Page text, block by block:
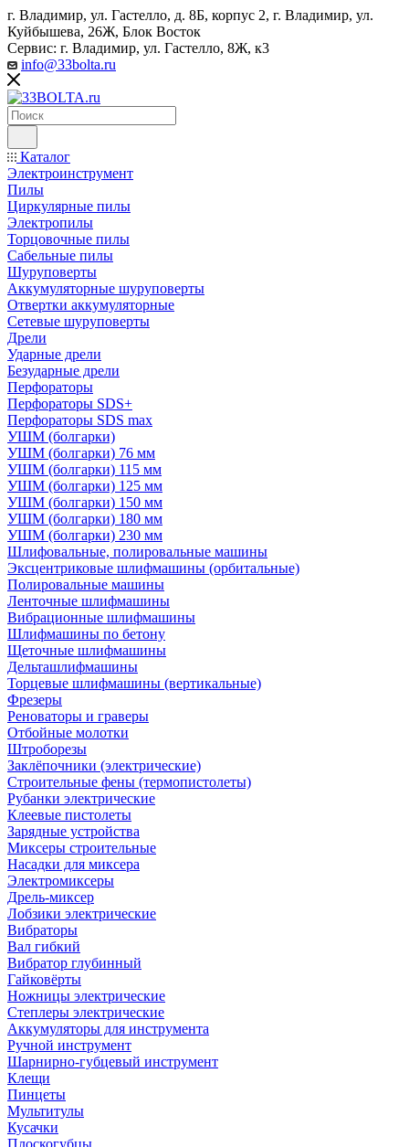
г. Владимир, ул. Гастелло, д. 8Б, корпус 2, г. Владимир, ул. ​
Куйбышева, 26Ж, Блок Восток
Сервис: г. Владимир, ул. Гастелло, 8Ж, к3
info@33bolta.ru
Каталог
Электроинструмент
Пилы
Циркулярные пилы
Электропилы
Торцовочные пилы
Сабельные пилы
Шуруповерты
Аккумуляторные шуруповерты
Отвертки аккумуляторные
Сетевые шуруповерты
Дрели
Ударные дрели
Безударные дрели
Перфораторы
Перфораторы SDS+
Перфораторы SDS max
УШМ (болгарки)
УШМ (болгарки) 76 мм
УШМ (болгарки) 115 мм
УШМ (болгарки) 125 мм
УШМ (болгарки) 150 мм
УШМ (болгарки) 180 мм
УШМ (болгарки) 230 мм
Шлифовальные, полировальные машины
Эксцентриковые шлифмашины (орбитальные)
Полировальные машины
Ленточные шлифмашины
Вибрационные шлифмашины
Шлифмашины по бетону
Щеточные шлифмашины
Дельташлифмашины
Торцевые шлифмашины (вертикальные)
Фрезеры
Реноваторы и граверы
Отбойные молотки
Штроборезы
Заклёпочники (электрические)
Строительные фены (термопистолеты)
Рубанки электрические
Клеевые пистолеты
Зарядные устройства
Миксеры строительные
Насадки для миксера
Электромиксеры
Дрель-миксер
Лобзики электрические
Вибраторы
Вал гибкий
Вибратор глубинный
Гайковёрты
Ножницы электрические
Степлеры электрические
Аккумуляторы для инструмента
Ручной инструмент
Шарнирно-губцевый инструмент
Клещи
Пинцеты
Мультитулы
Кусачки
Плоскогубцы